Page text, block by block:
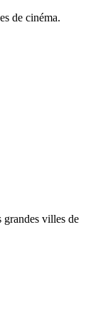
de cinéma.
grandes villes de